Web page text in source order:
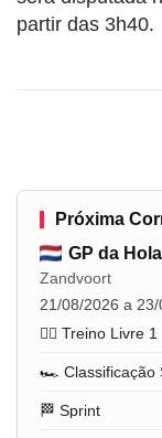
partir das 3h40.
Próxima
GP da
Zandvoort
21/08/2026 a
🏋️‍♂️ Treino Livre 1
🏎️ Classificação
🏁 Sprint